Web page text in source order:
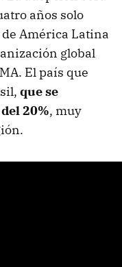
años solo
América Latina
global
El país que
que se
20%, muy